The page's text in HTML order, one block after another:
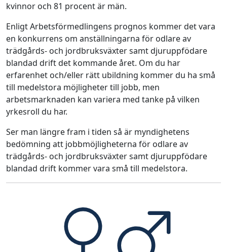
kvinnor och 81 procent är män.
Enligt Arbetsförmedlingens prognos kommer det vara
en konkurrens om anställningarna för odlare av
trädgårds- och jordbruksväxter samt djuruppfödare
blandad drift det kommande året. Om du har
erfarenhet och/eller rätt ubildning kommer du ha små
till medelstora möjligheter till jobb, men
arbetsmarknaden kan variera med tanke på vilken
yrkesroll du har.
Ser man längre fram i tiden så är myndighetens
bedömning att jobbmöjligheterna för odlare av
trädgårds- och jordbruksväxter samt djuruppfödare
blandad drift kommer vara små till medelstora.